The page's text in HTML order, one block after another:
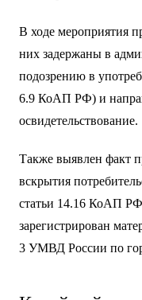
В ходе мероприятия
них задержаны в
подозрению в
6.9 КоАП РФ) и
освидетельствование.
Также выявлен факт
вскрытия
статьи 14.16 КоАП
зарегистрирован
3 УМВД России по